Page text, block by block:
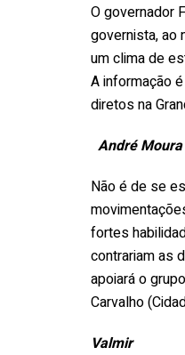
O governador
governista, ao
um clima de
A informação
diretos na
André Moura
Não é de se
fortes
contrariam as
apoiará o
Carvalho
Valmir